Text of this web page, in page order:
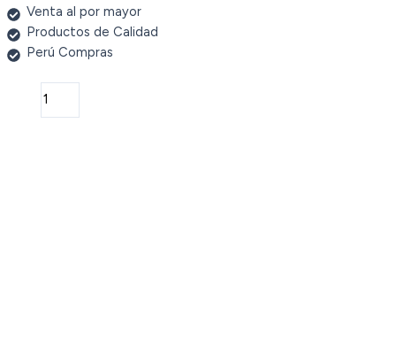
Venta al por mayor
Productos de Calidad
Perú Compras